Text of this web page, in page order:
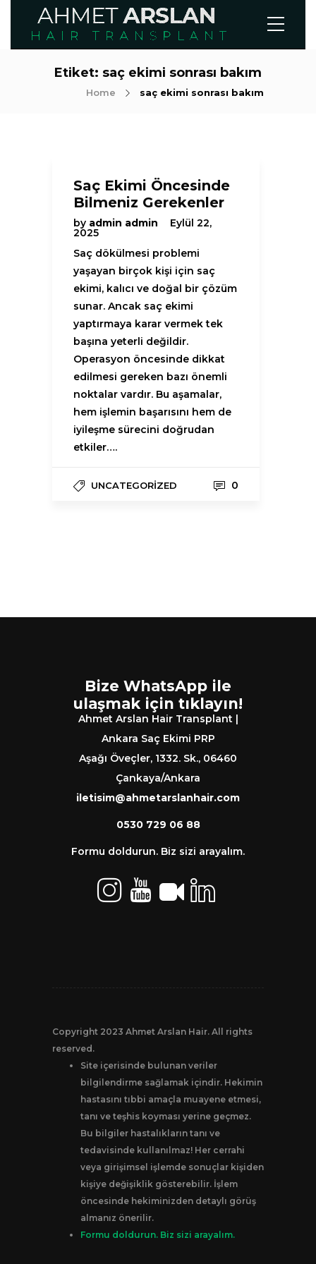
Etiket: saç ekimi sonrası bakım
Home saç ekimi sonrası bakım
Saç Ekimi Öncesinde
Bilmeniz Gerekenler
by admin admin Eylül 22,
2025
Saç dökülmesi problemi
yaşayan birçok kişi için saç
ekimi, kalıcı ve doğal bir çözüm
sunar. Ancak saç ekimi
yaptırmaya karar vermek tek
başına yeterli değildir.
Operasyon öncesinde dikkat
edilmesi gereken bazı önemli
noktalar vardır. Bu aşamalar,
hem işlemin başarısını hem de
iyileşme sürecini doğrudan
etkiler….
UNCATEGORIZED 0
Bize WhatsApp ile
ulaşmak için tıklayın!
Ahmet Arslan Hair Transplant |
Ankara Saç Ekimi PRP
Aşağı Öveçler, 1332. Sk., 06460
Çankaya/Ankara
iletisim@ahmetarslanhair.com
0530 729 06 88
Formu doldurun. Biz sizi arayalım.
Copyright 2023 Ahmet Arslan Hair. All rights
reserved.
Site içerisinde bulunan veriler
bilgilendirme sağlamak içindir. Hekimin
hastasını tıbbi amaçla muayene etmesi,
tanı ve teşhis koyması yerine geçmez.
Bu bilgiler hastalıkların tanı ve
tedavisinde kullanılmaz! Her cerrahi
veya girişimsel işlemde sonuçlar kişiden
kişiye değişiklik gösterebilir. İşlem
öncesinde hekiminizden detaylı görüş
almanız önerilir.
Formu doldurun. Biz sizi arayalım.